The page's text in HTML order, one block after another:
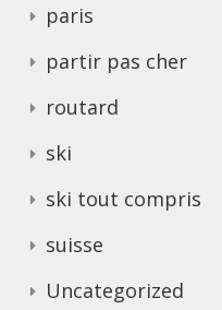
paris
partir pas cher
routard
ski
ski tout compris
suisse
Uncategorized